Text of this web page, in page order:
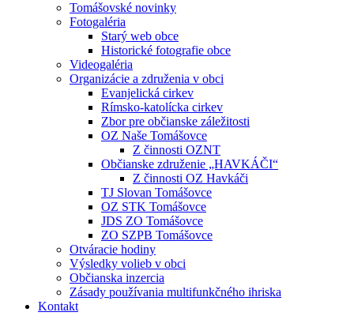
Tomášovské novinky
Fotogaléria
Starý web obce
Historické fotografie obce
Videogaléria
Organizácie a združenia v obci
Evanjelická cirkev
Rímsko-katolícka cirkev
Zbor pre občianske záležitosti
OZ Naše Tomášovce
Z činnosti OZNT
Občianske združenie „HAVKÁČI“
Z činnosti OZ Havkáči
TJ Slovan Tomášovce
OZ STK Tomášovce
JDS ZO Tomášovce
ZO SZPB Tomášovce
Otváracie hodiny
Výsledky volieb v obci
Občianska inzercia
Zásady používania multifunkčného ihriska
Kontakt